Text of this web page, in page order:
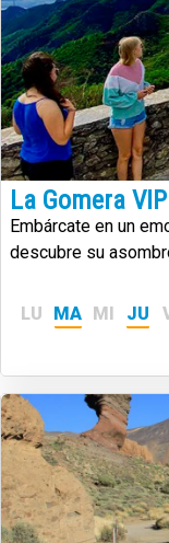
La Gomera VIP
Embárcate en un
descubre su
LU MA MI JU